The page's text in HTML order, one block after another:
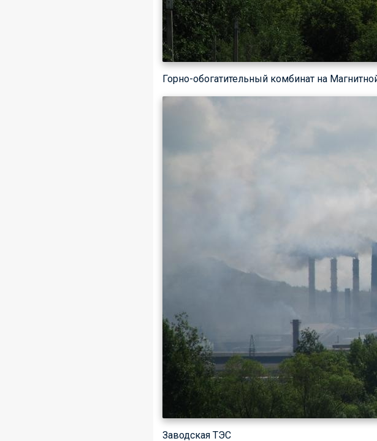
Горно-обогатительный комбинат на
Заводская ТЭС